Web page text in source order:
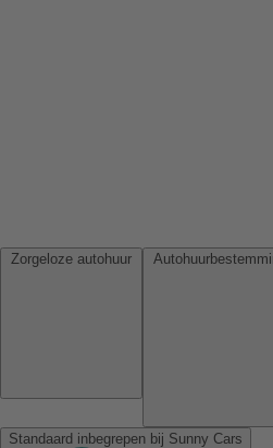
Standaard inbegrepen bij Sunny Cars